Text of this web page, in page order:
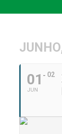
01
JUN
02